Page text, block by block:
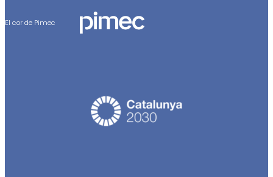
El cor de Pimec